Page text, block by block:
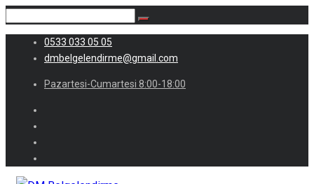
0533 033 05 05
dmbelgelendirme@gmail.com
Pazartesi-Cumartesi 8:00-18:00